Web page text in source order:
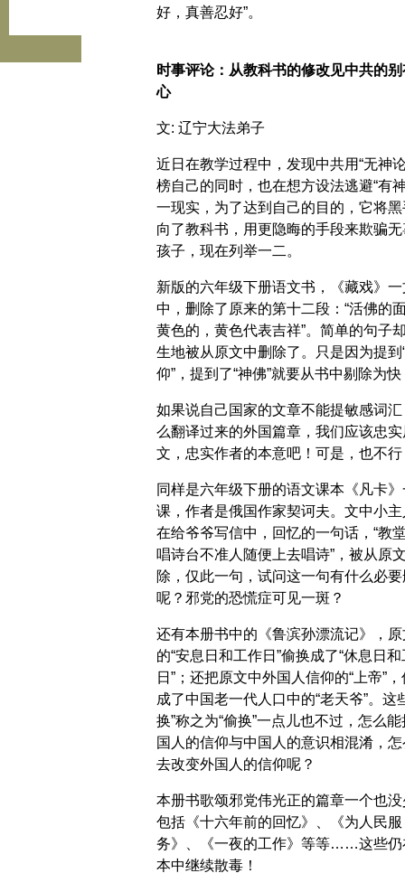
好，真善忍好”。
时事评论：从教科书的修改见中共的
心
文: 辽宁大法弟子
近日在教学过程中，发现中共用“无神
榜自己的同时，也在想方设法逃避“有
一现实，为了达到自己的目的，它将黑
向了教科书，用更隐晦的手段来欺骗无
孩子，现在列举一二。
新版的六年级下册语文书，《藏戏》一
中，删除了原来的第十二段：“活佛的
黄色的，黄色代表吉祥”。简单的句子
生地被从原文中删除了。只是因为提到
仰”，提到了“神佛”就要从书中剔除为快
如果说自己国家的文章不能提敏感词汇
么翻译过来的外国篇章，我们应该忠实
文，忠实作者的本意吧！可是，也不行
同样是六年级下册的语文课本《凡卡》
课，作者是俄国作家契诃夫。文中小主
在给爷爷写信中，回忆的一句话，“教
唱诗台不准人随便上去唱诗”，被从原
除，仅此一句，试问这一句有什么必
呢？邪党的恐慌症可见一斑？
还有本册书中的《鲁滨孙漂流记》，原
的“安息日和工作日”偷换成了“休息日
日”；还把原文中外国人信仰的“上帝”
成了中国老一代人口中的“老天爷”。这
换”称之为“偷换”一点儿也不过，怎么能
国人的信仰与中国人的意识相混淆，
去改变外国人的信仰呢？
本册书歌颂邪党伟光正的篇章一个也没
包括《十六年前的回忆》、《为人民服
务》、《一夜的工作》等等……这些仍
本中继续散毒！